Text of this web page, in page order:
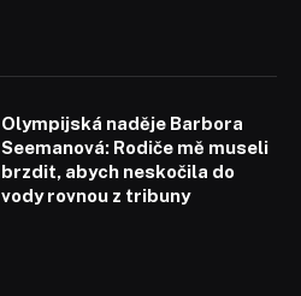
Olympijská naděje Barbora
Seemanová: Rodiče mě museli
brzdit, abych neskočila do
vody rovnou z tribuny